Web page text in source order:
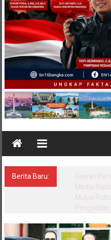
Berita Baru:
Bungkam
Tipidter